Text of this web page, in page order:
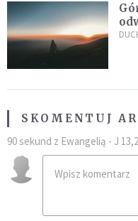
SKOMENTUJ
90 sekund z Ewangelią - J